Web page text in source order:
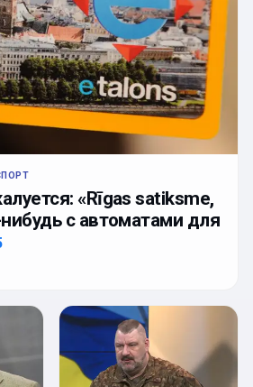
«Rīgas satiksme,
с автоматами для